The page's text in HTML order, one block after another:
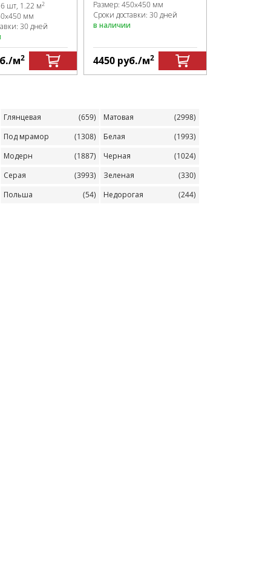
6 шт, 1.22 м2
мм
30 дней
/м2
Размер: 450x450 мм
Сроки доставки: 30 дней
в наличии
4450 руб./м2
Глянцевая (659) Матовая
(2998)
Под мрамор (1308) Белая
(1993)
Модерн (1887) Черная
(1024)
Серая (3993) Зеленая
(330)
Польша (54) Недорогая (244)